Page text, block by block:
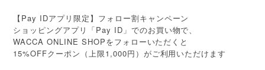
【Pay IDアプリ限定】フォロー割キャンペーン
ショッピングアプリ「Pay ID」でのお買い物で、
WACCA ONLINE SHOPをフォローいただくと
15%OFFクーポン（上限1,000円）がご利用いただけます